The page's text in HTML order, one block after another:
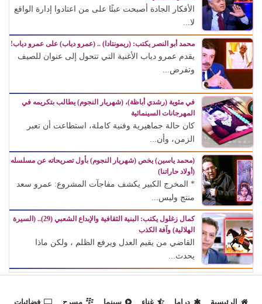
الأفكار الجادة أصبحت عبئًا على من اعتادوا إدارة الواقع
لا...
محمد أبو النصر يكتب: (ريمونتادا) .. (عمرو دياب) على عمرو دياب!
يقدم عمرو دياب الأغنية التي تتحول إلى عنوان للصيف
وتفرض...
في مئوية (رشدي أباظة)، (شهريار النجوم) يطالب بتكريمه في
المهرجانات السينمائية
كان حالة جماهيرية وفنية كاملة، استطاعت أن تعبر
الزمن، وأن...
(محمد ياسين) يخص (شهريار النجوم) بأول تصريحاته عن مسلسله
(أولاد حاراتنا)
* المخرج الكبير يكشف مفاجآت المشروع: عمرو سعد
منتج وليس...
كمال زغلول يكتب: البنية الثقافية والإبداع الشعبي (29).. (السيرة
الهلالية) وآفة الكذب
القاضي من يقيم العدل ويرفع الظلم ، ولكن ماذا
يحدث...
الرئيسية دراما غناء سينما مسرح فضائيات